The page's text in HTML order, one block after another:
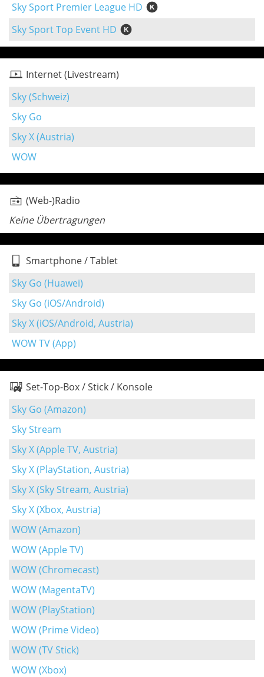
Sky Sport Premier League HD
Sky Sport Top Event HD
Internet (Livestream)
Sky (Schweiz)
Sky Go
Sky X (Austria)
WOW
(Web-)Radio
Keine Übertragungen
Smartphone / Tablet
Sky Go (Huawei)
Sky Go (iOS/Android)
Sky X (iOS/Android, Austria)
WOW TV (App)
Set-Top-Box / Stick / Konsole
Sky Go (Amazon)
Sky Stream
Sky X (Apple TV, Austria)
Sky X (PlayStation, Austria)
Sky X (Sky Stream, Austria)
Sky X (Xbox, Austria)
WOW (Amazon)
WOW (Apple TV)
WOW (Chromecast)
WOW (MagentaTV)
WOW (PlayStation)
WOW (Prime Video)
WOW (TV Stick)
WOW (Xbox)